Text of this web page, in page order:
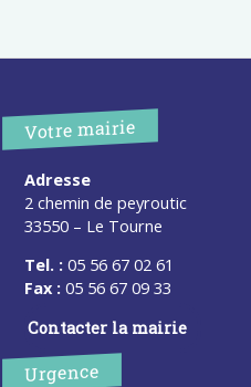
Votre mairie
Adresse
2 chemin de peyroutic
33550 – Le Tourne
Tel. : 05 56 67 02 61
Fax : 05 56 67 09 33
Contacter la mairie
Urgence